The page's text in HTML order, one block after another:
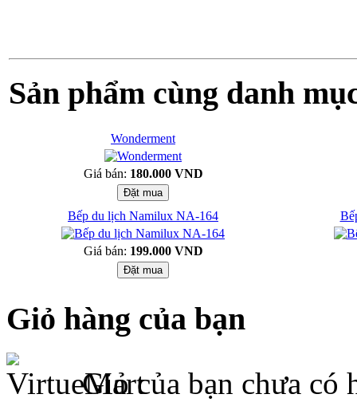
Sản phẩm cùng danh
Wonderment
Giá bán: 180.000 VND
Bếp du lịch Namilux NA-164
Giá bán: 199.000 VND
Giỏ hàng của bạn
Giỏ của bạn chưa có